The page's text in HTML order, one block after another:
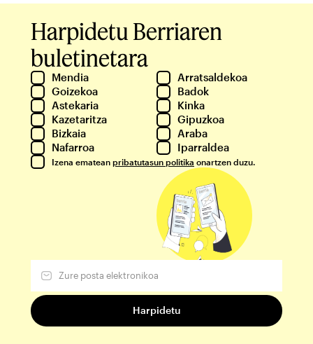
Harpidetu Berriaren
buletinetara
Mendia
Arratsaldekoa
Goizekoa
Badok
Astekaria
Kinka
Kazetaritza
Gipuzkoa
Bizkaia
Araba
Nafarroa
Iparraldea
Izena ematean pribatutasun politika onartzen duzu.